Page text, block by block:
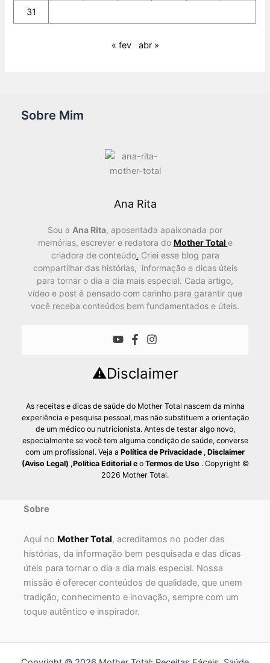
31
« fev abr »
Sobre Mim
Ana Rita
Sou a Ana Rita, aposentada apaixonada por
memórias, escrever e redatora do Mother Total e
criadora de conteúdo. Criei esse blog para
compartilhar das histórias, informação e dicas úteis
para tornar o dia a dia mais especial. Cada artigo,
vídeo e post é pensado com carinho para garantir que
você receba conteúdos bem fundamentados e úteis.
⚠️Disclaimer
As receitas e dicas de saúde do Mother Total nascem da minha
experiência e pesquisa pessoal, mas não substituem a orientação
de um médico ou nutricionista. Antes de testar algo novo,
especialmente se você tem alguma condição de saúde, converse
com um profissional. Veja a Política de Privacidade , Disclaimer
(Aviso Legal) ,Política Editoriale o Termos de Uso . Copyright ©
2026 Mother Total.
Sobre
Aqui no Mother Total, acreditamos no poder das
histórias, da informação bem pesquisada e das dicas
úteis para tornar o dia a dia mais especial. Nossa
missão é oferecer conteúdos de qualidade, que unem
tradição, conhecimento e inovação, sempre com um
toque autêntico e inspirador.